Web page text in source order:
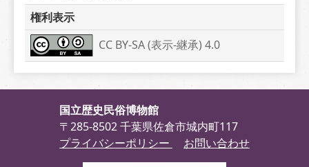
権利表示
CC BY-SA (表示-継承) 4.0
国立歴史民俗博物館
〒285-8502 千葉県佐倉市城内町117
プライバシーポリシー
お問い合わせ